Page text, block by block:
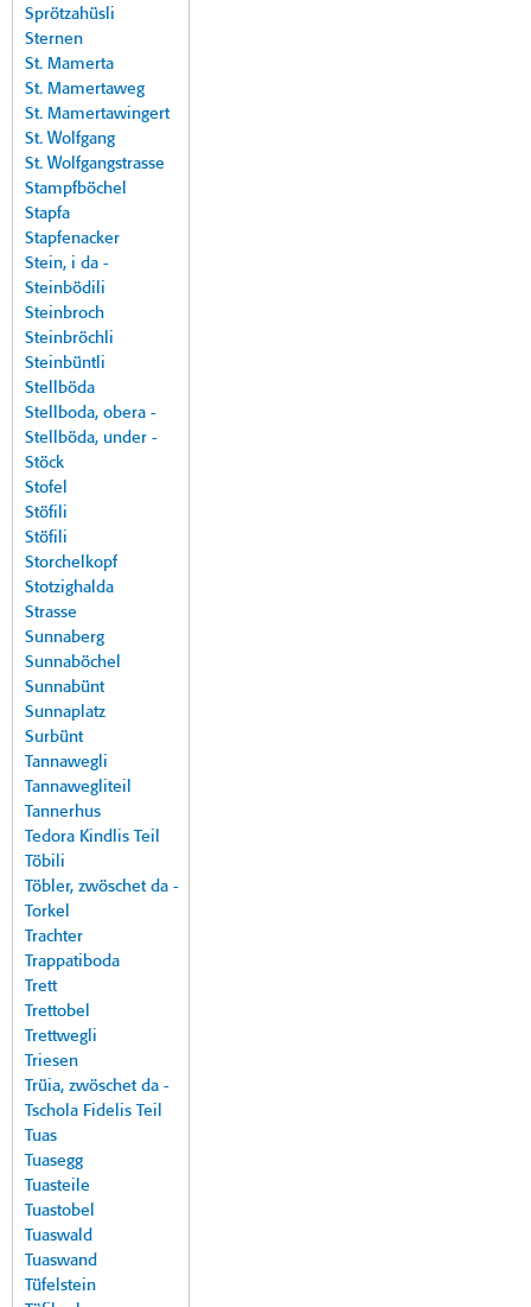
Sprötzahüsli
Sternen
St. Mamerta
St. Mamertaweg
St. Mamertawingert
St. Wolfgang
St. Wolfgangstrasse
Stampfböchel
Stapfa
Stapfenacker
Stein, i da -
Steinbödili
Steinbroch
Steinbröchli
Steinbüntli
Stellböda
Stellboda, obera -
Stellböda, under -
Stöck
Stofel
Stöfili
Stöfili
Storchelkopf
Stotzighalda
Strasse
Sunnaberg
Sunnaböchel
Sunnabünt
Sunnaplatz
Surbünt
Tannawegli
Tannawegliteil
Tannerhus
Tedora Kindlis Teil
Töbili
Töbler, zwöschet da -
Torkel
Trachter
Trappatiboda
Trett
Trettobel
Trettwegli
Triesen
Trüia, zwöschet da -
Tschola Fidelis Teil
Tuas
Tuasegg
Tuasteile
Tuastobel
Tuaswald
Tuaswand
Tüfelstein